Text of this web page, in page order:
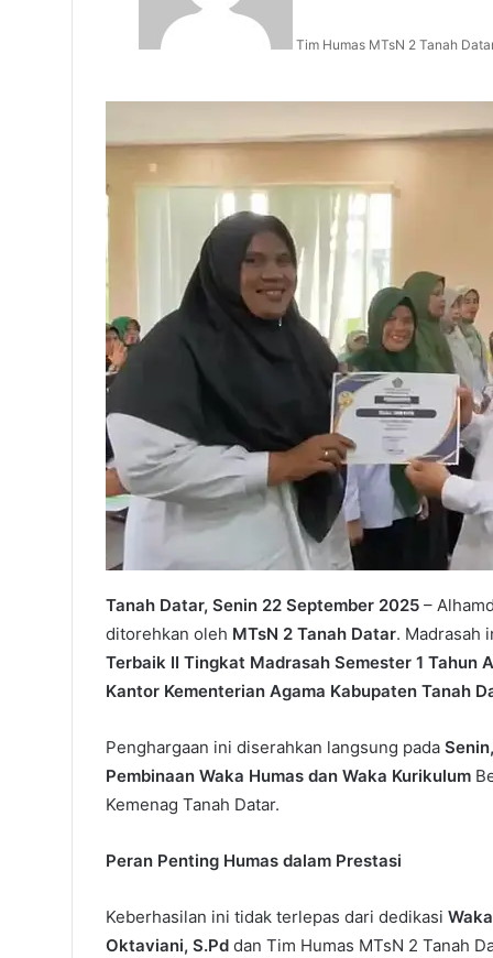
Tim Humas MTsN 2 Tanah
Tanah Datar, Senin 22 September 2025 –
ditorehkan oleh MTsN 2 Tanah Datar. Madrasah
Terbaik II Tingkat Madrasah Semester 1 Tahun
Kantor Kementerian Agama Kabupaten Tanah
Penghargaan ini diserahkan langsung pada
Pembinaan Waka Humas dan Waka Kurikulum
Kemenag Tanah Datar.
Peran Penting Humas dalam Prestasi
Keberhasilan ini tidak terlepas dari dedikasi
Oktaviani, S.Pd dan Tim Humas MTsN 2 Tanah